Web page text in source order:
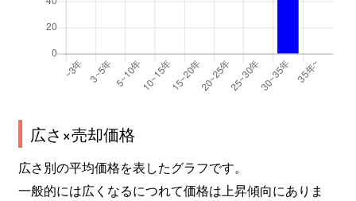
広さ×売却価格
広さ別の平均価格を表したグラフです。
一般的には広くなるにつれて価格は上昇傾向にありま